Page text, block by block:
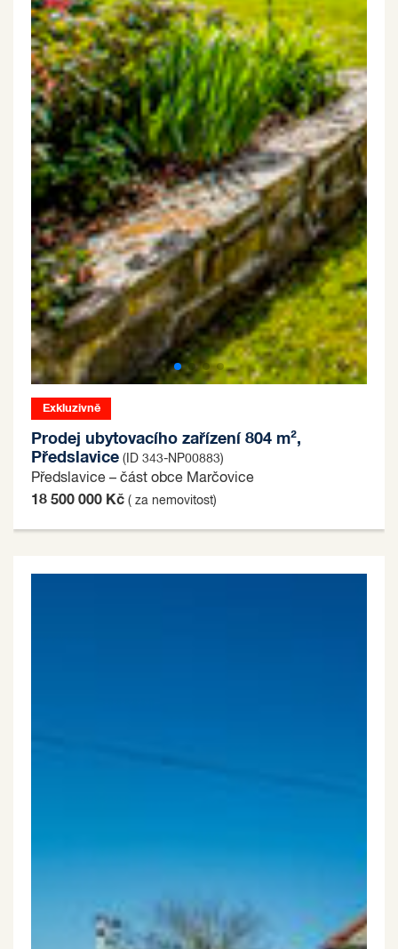
Exkluzivně
Prodej ubytovacího zařízení 804 m²,
Předslavice (ID 343-NP00883)
Předslavice – část obce Marčovice
18 500 000 Kč ( za nemovitost)